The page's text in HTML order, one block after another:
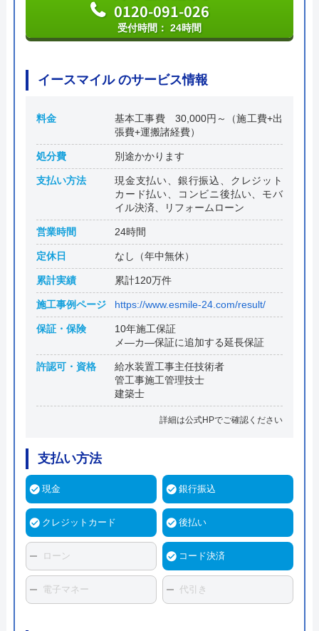
0120-091-026
受付時間： 24時間
イースマイル のサービス情報
料金
基本工事費 30,000円～（施工費+出
張費+運搬諸経費）
処分費 別途かかります
支払い方法
現金支払い、銀行振込、クレジット
カード払い、コンビニ後払い、モバ
イル決済、リフォームローン
営業時間 24時間
定休日 なし（年中無休）
累計実績 累計120万件
施工事例ページ https://www.esmile-24.com/result/
保証・保険
10年施工保証
メ―カ―保証に追加する延長保証
許認可・資格
給水装置工事主任技術者
管工事施工管理技士
建築士
詳細は公式HPでご確認ください
支払い方法
現金 銀行振込
クレジットカード 後払い
ローン コード決済
電子マネー 代引き